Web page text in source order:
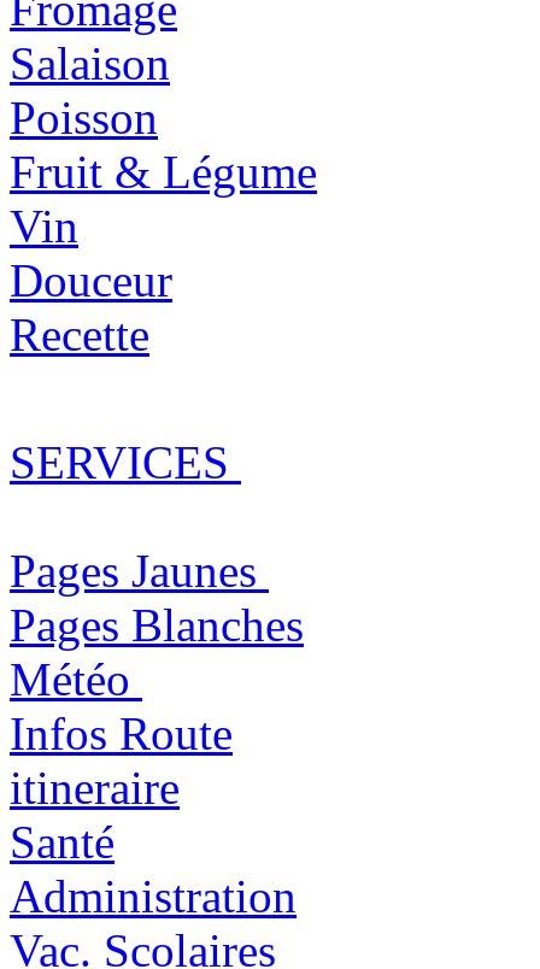
Salaison
Poisson
Fruit & Légume
Vin
Douceur
Recette
SERVICES
Pages Jaunes
Pages Blanches
Météo
Infos Route
itineraire
Santé
Administration
Vac. Scolaires